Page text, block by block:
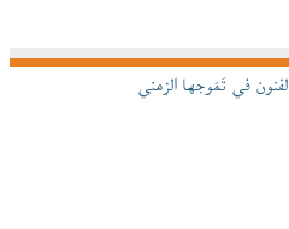
في تَمَوجها الزمني